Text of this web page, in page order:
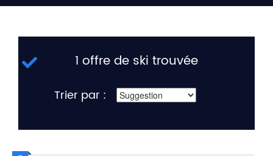
1 offre de ski trouvée
Trier par :